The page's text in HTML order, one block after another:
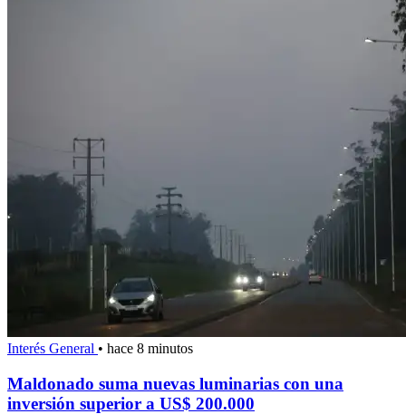
Interés General • hace 8 minutos
Maldonado suma nuevas luminarias con una
inversión superior a US$ 200.000